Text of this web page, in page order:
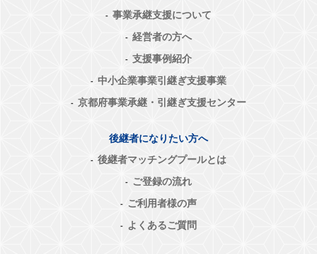
事業承継支援について
経営者の方へ
支援事例紹介
中小企業事業引継ぎ支援事業
京都府事業承継・引継ぎ支援センター
後継者になりたい方へ
後継者マッチングプールとは
ご登録の流れ
ご利用者様の声
よくあるご質問